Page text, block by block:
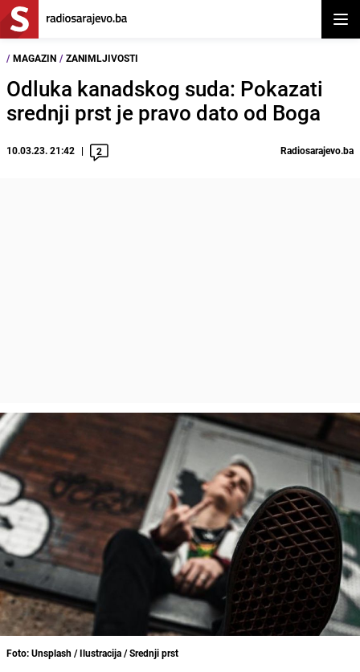
/ MAGAZIN / ZANIMLJIVOSTI
Odluka kanadskog suda: Pokazati
srednji prst je pravo dato od Boga
10.03.23. 21:42 2 Radiosarajevo.ba
Foto: Unsplash / Ilustracija / Srednji prst